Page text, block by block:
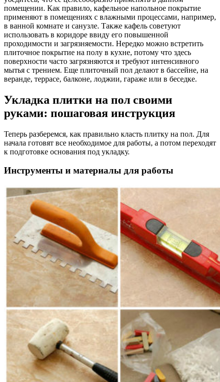
помещении. Как правило, кафельное напольное покрытие
применяют в помещениях с влажными процессами, например,
в ванной комнате и санузле. Также кафель советуют
использовать в коридоре ввиду его повышенной
проходимости и загрязняемости. Нередко можно встретить
плиточное покрытие на полу в кухне, потому что здесь
поверхности часто загрязняются и требуют интенсивного
мытья с трением. Еще плиточный пол делают в бассейне, на
веранде, террасе, балконе, лоджии, гараже или в беседке.
Укладка плитки на пол своими
руками: пошаговая инструкция
Теперь разберемся, как правильно класть плитку на пол. Для
начала готовят все необходимое для работы, а потом переходят
к подготовке основания под укладку.
Инструменты и материалы для работы